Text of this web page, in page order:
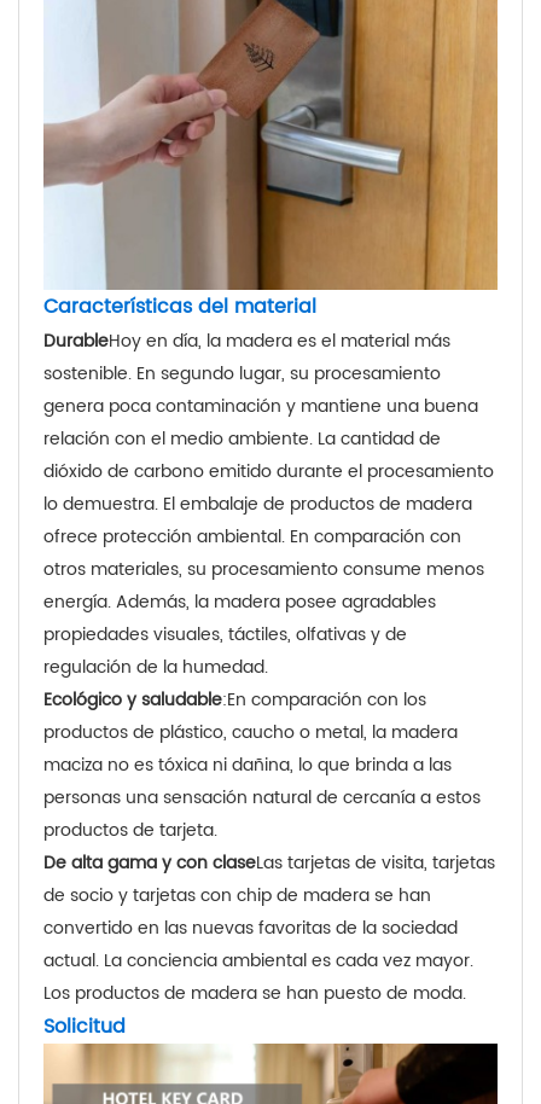
Características del material
DurableHoy en día, la madera es el material más
sostenible. En segundo lugar, su procesamiento
genera poca contaminación y mantiene una buena
relación con el medio ambiente. La cantidad de
dióxido de carbono emitido durante el procesamiento
lo demuestra. El embalaje de productos de madera
ofrece protección ambiental. En comparación con
otros materiales, su procesamiento consume menos
energía. Además, la madera posee agradables
propiedades visuales, táctiles, olfativas y de
regulación de la humedad.
Ecológico y saludable:En comparación con los
productos de plástico, caucho o metal, la madera
maciza no es tóxica ni dañina, lo que brinda a las
personas una sensación natural de cercanía a estos
productos de tarjeta.
De alta gama y con claseLas tarjetas de visita, tarjetas
de socio y tarjetas con chip de madera se han
convertido en las nuevas favoritas de la sociedad
actual. La conciencia ambiental es cada vez mayor.
Los productos de madera se han puesto de moda.
Solicitud